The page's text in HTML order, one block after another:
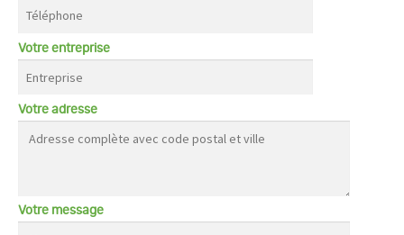
Votre entreprise
Votre adresse
Votre message